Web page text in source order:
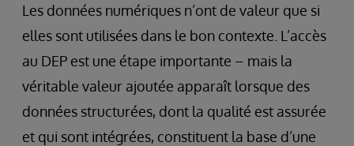
Les données numériques n’ont de valeur que si
elles sont utilisées dans le bon contexte. L’accès
au DEP est une étape importante – mais la
véritable valeur ajoutée apparaît lorsque des
données structurées, dont la qualité est assurée
et qui sont intégrées, constituent la base d’une